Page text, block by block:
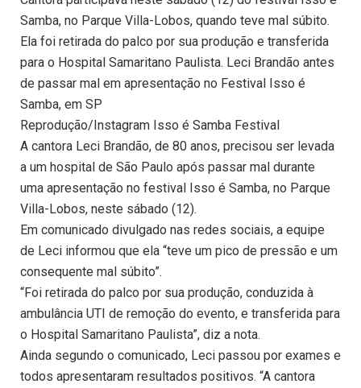
Samba, no Parque Villa-Lobos, quando teve mal súbito.
Ela foi retirada do palco por sua produção e transferida
para o Hospital Samaritano Paulista. Leci Brandão antes
de passar mal em apresentação no Festival Isso é
Samba, em SP
Reprodução/Instagram Isso é Samba Festival
A cantora Leci Brandão, de 80 anos, precisou ser levada
a um hospital de São Paulo após passar mal durante
uma apresentação no festival Isso é Samba, no Parque
Villa-Lobos, neste sábado (12).
Em comunicado divulgado nas redes sociais, a equipe
de Leci informou que ela “teve um pico de pressão e um
consequente mal súbito”.
“Foi retirada do palco por sua produção, conduzida à
ambulância UTI de remoção do evento, e transferida para
o Hospital Samaritano Paulista”, diz a nota.
Ainda segundo o comunicado, Leci passou por exames e
todos apresentaram resultados positivos. “A cantora